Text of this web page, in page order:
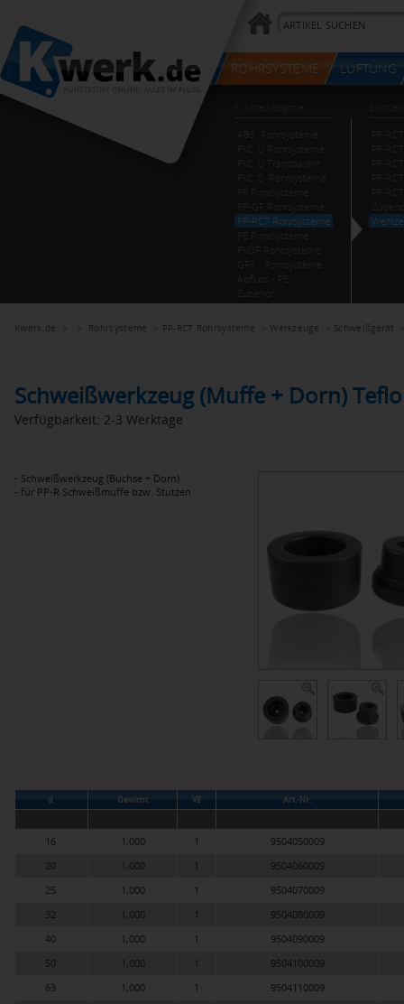
Kwerk.de > > Rohrsysteme > PP-RCT Rohrsysteme > Werkzeuge > Schweißgerät
Schweißwerkzeug (Muffe + Dorn)
Verfügbarkeit: 2-3 Werktage
- Schweißwerkzeug (Buchse + Dorn)
- für PP-R Schweißmuffe bzw. Stutzen
d Gewicht VE Art.-Nr.
16 1,000 1
9504050009
20
1,000 1
9504060009
25
1,000 1
9504070009
32
1,000 1
9504080009
40
1,000 1
9504090009
50
1,000 1
9504100009
63
1,000 1
9504110009